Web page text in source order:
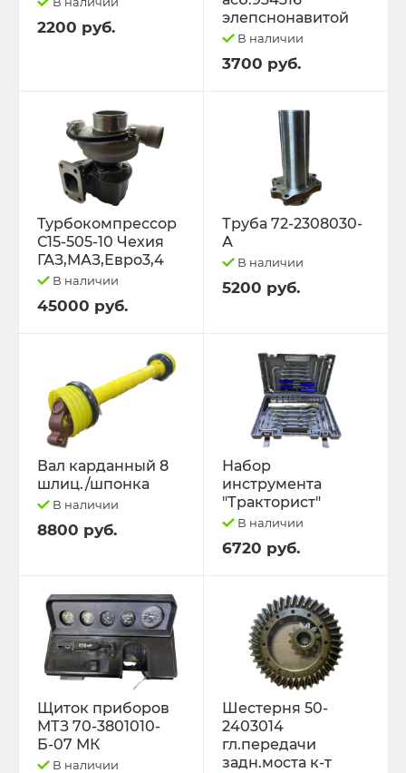
2200 руб.
элепснонавитой
В наличии
3700 руб.
Турбокомпрессор
С15-505-10 Чехия
ГАЗ,МАЗ,Евро3,4
В наличии
45000 руб.
Труба 72-2308030-
А
В наличии
5200 руб.
Вал карданный 8
шлиц./шпонка
В наличии
8800 руб.
Набор
инструмента
"Тракторист"
В наличии
6720 руб.
Щиток приборов
МТЗ 70-3801010-
Б-07 МК
В наличии
Шестерня 50-
2403014
гл.передачи
задн.моста к-т